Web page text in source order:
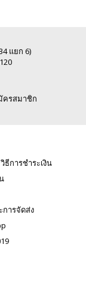
แยก 6)
ครสมาชิก
วิธีการชำระเงิน
การจัดส่ง